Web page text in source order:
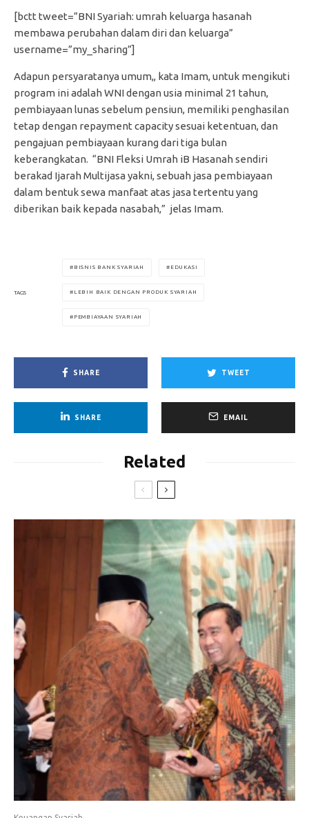
[bctt tweet=”BNI Syariah: umrah keluarga hasanah
membawa perubahan dalam diri dan keluarga”
username=”my_sharing”]
Adapun persyaratanya umum,, kata Imam, untuk mengikuti
program ini adalah WNI dengan usia minimal 21 tahun,
pembiayaan lunas sebelum pensiun, memiliki penghasilan
tetap dengan repayment capacity sesuai ketentuan, dan
pengajuan pembiayaan kurang dari tiga bulan
keberangkatan. “BNI Fleksi Umrah iB Hasanah sendiri
berakad Ijarah Multijasa yakni, sebuah jasa pembiayaan
dalam bentuk sewa manfaat atas jasa tertentu yang
diberikan baik kepada nasabah,” jelas Imam.
TAGS
BISNIS BANK SYARIAH EDUKASI
LEBIH BAIK DENGAN PRODUK SYARIAH
PEMBIAYAAN SYARIAH
SHARE TWEET
SHARE EMAIL
Related